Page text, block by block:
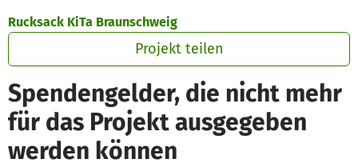
Rucksack KiTa Braunschweig
Projekt teilen
Spendengelder, die nicht mehr
für das Projekt ausgegeben
werden können